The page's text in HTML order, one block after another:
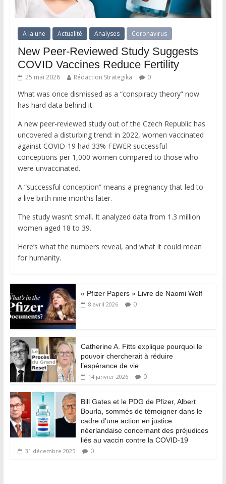
A la une Actualité Analyses Coronavirus
New Peer-Reviewed Study Suggests
COVID Vaccines Reduce Fertility
25 mai 2026 Rédaction Strategika 0
What was once dismissed as a “conspiracy theory” now
has hard data behind it.
A new peer-reviewed study out of the Czech Republic has
uncovered a disturbing trend: in 2022, women vaccinated
against COVID-19 had 33% FEWER successful
conceptions per 1,000 women compared to those who
were unvaccinated.
A “successful conception” means a pregnancy that led to
a live birth nine months later.
The study wasn’t small. It analyzed data from 1.3 million
women aged 18 to 39.
Here’s what the numbers reveal, and what it could mean
for humanity.
« Pfizer Papers » Livre de Naomi Wolf
8 avril 2026 0
Catherine A. Fitts explique pourquoi le
pouvoir chercherait à réduire
l’espérance de vie
14 janvier 2026 0
Bill Gates et le PDG de Pfizer, Albert
Bourla, sommés de témoigner dans le
cadre d’une action en justice
néerlandaise concernant des préjudices
liés au vaccin contre la COVID-19
31 décembre 2025 0